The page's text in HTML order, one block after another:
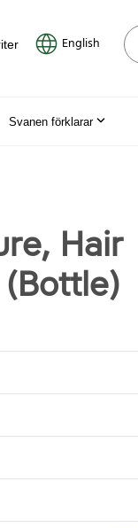
English
Svanen förklarar
Hair